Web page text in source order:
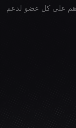
على كل عضو لدعم